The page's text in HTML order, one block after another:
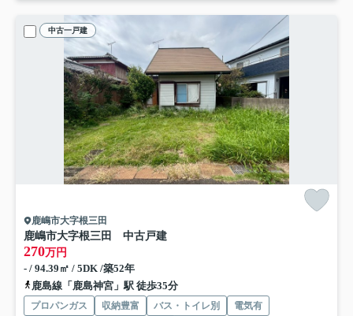
中古一戸建
鹿嶋市大字根三田
鹿嶋市大字根三田 中古戸建
270万円
- / 94.39㎡ / 5DK /築52年
鹿島線「鹿島神宮」駅 徒歩35分
プロパンガス 収納豊富 バス・トイレ別
電気有